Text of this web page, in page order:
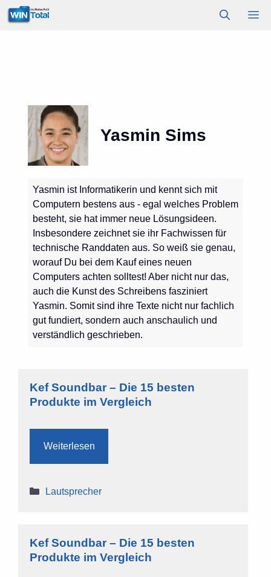
Zum
Inhalt
Yasmin Sims
Yasmin ist Informatikerin und kennt sich mit
Computern bestens aus - egal welches Problem
besteht, sie hat immer neue Lösungsideen.
Insbesondere zeichnet sie ihr Fachwissen für
technische Randdaten aus. So weiß sie genau,
worauf Du bei dem Kauf eines neuen
Computers achten solltest! Aber nicht nur das,
auch die Kunst des Schreibens fasziniert
Yasmin. Somit sind ihre Texte nicht nur fachlich
gut fundiert, sondern auch anschaulich und
verständlich geschrieben.
Kef Soundbar – Die 15 besten
Produkte im Vergleich
Weiterlesen
Kategorien
Lautsprecher
Kef Soundbar – Die 15 besten
Produkte im Vergleich